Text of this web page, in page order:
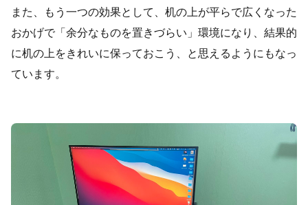
また、もう一つの効果として、机の上が平らで広くなった
おかげで「余分なものを置きづらい」環境になり、結果的
に机の上をきれいに保っておこう、と思えるようにもなっ
ています。